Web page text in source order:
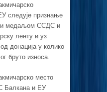
следује признање
медаљом ССДС и
ленту и уз
донација у колико
бруто износа.
место
Балкана и ЕУ